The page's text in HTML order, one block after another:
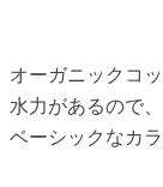
オーガニックコ
水力があるので
ベーシックなカ